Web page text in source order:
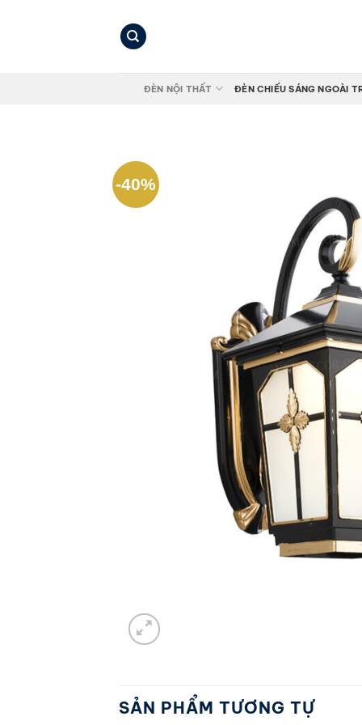
ĐÈN NỘI THẤT ĐÈN CHIẾU SÁNG NGOÀI
-40%
SẢN PHẨM TƯƠNG TỰ